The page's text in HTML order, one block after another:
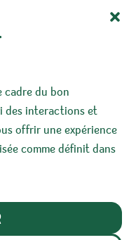
cadre du bon
des interactions et
offrir une expérience
comme définit dans
de mes
de
de réduire